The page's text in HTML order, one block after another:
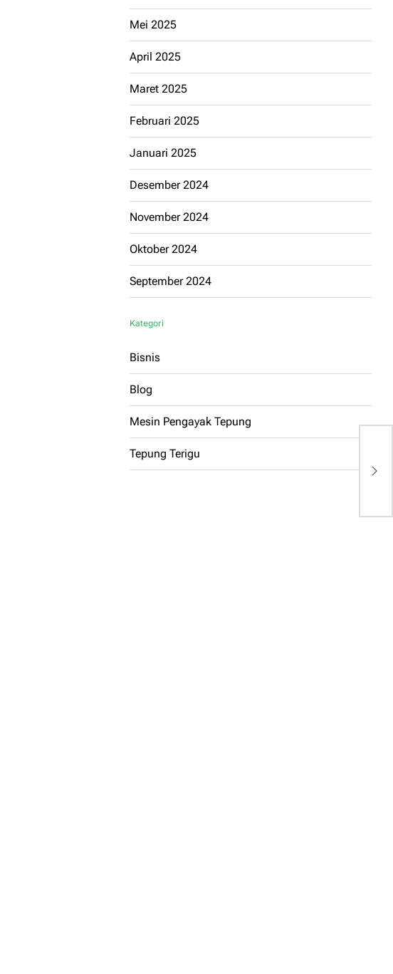
Mei 2025
April 2025
Maret 2025
Februari 2025
Januari 2025
Desember 2024
November 2024
Oktober 2024
September 2024
Kategori
Bisnis
Blog
Mesin Pengayak Tepung
Tepung Terigu